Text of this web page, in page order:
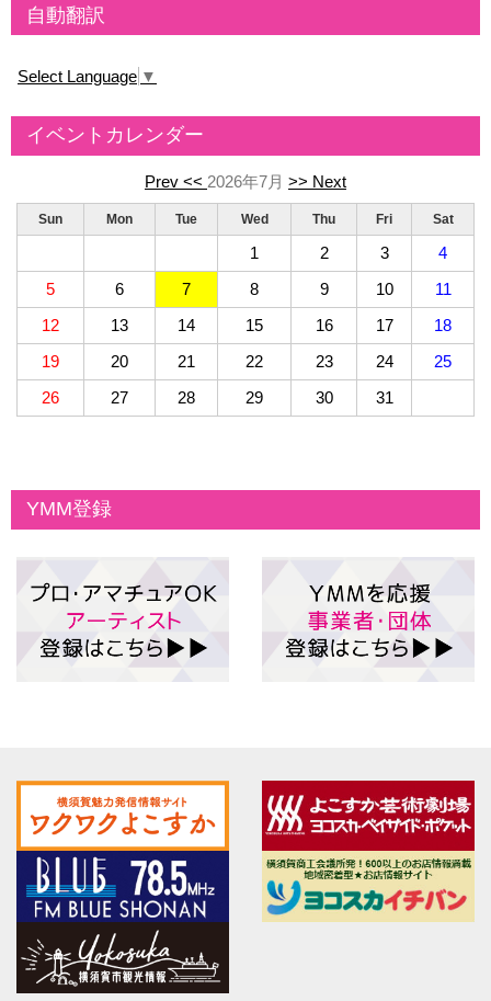
自動翻訳
Select Language ▼
イベントカレンダー
Prev << 2026年7月 >> Next
Sun Mon Tue Wed Thu Fri Sat
1 2 3
4
5
6 7 8 9 10
11
12
13 14 15 16 17
18
19
20 21 22 23 24
25
26
27 28 29 30 31
YMM登録